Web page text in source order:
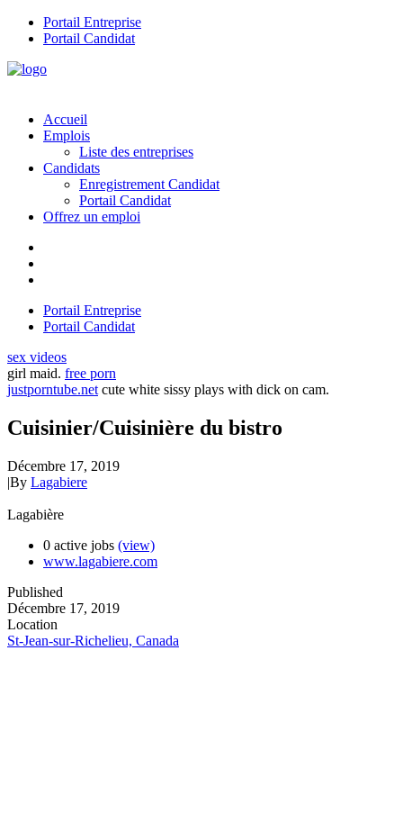
Portail Entreprise
Portail Candidat
Accueil
Emplois
Liste des entreprises
Candidats
Enregistrement Candidat
Portail Candidat
Offrez un emploi
Portail Entreprise
Portail Candidat
sex videos
girl maid. free porn
justporntube.net cute white sissy plays with dick on cam.
Cuisinier/Cuisinière du bistro
Décembre 17, 2019
|By Lagabiere
Lagabière
0 active jobs (view)
www.lagabiere.com
Published
Décembre 17, 2019
Location
St-Jean-sur-Richelieu, Canada